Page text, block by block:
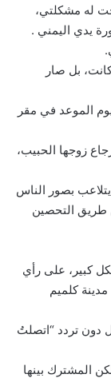
له مشكلتي،
يدي اليمني .
بل صار
1486 اورو للشيخ يوم الموعد في مقر
زوجها الحبيب،
بصور الناس
طريق التحصين
كبير، على رأي
كلميم
دون تردد “اتصلتُ
المشترك بينها